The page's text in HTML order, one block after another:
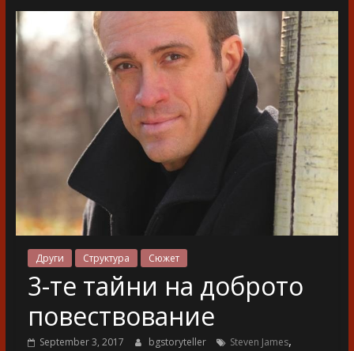
разказ
Други Структура Сюжет
3-те тайни на доброто
повествование
September 3, 2017 bgstoryteller Steven James,